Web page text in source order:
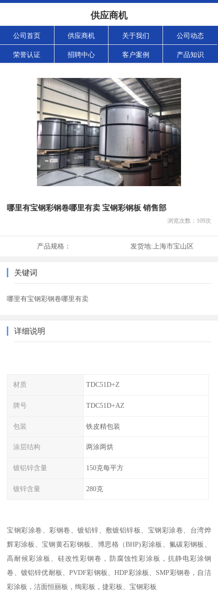
供应商机
公司首页 供应商机 关于我们 公司动态
荣誉认证 招聘中心 客户案例 产品知识
哪里有宝钢彩钢卷哪里有卖 宝钢彩钢板 销售部
浏览次数： 109次
产品规格： 发货地: 上海市宝山区
关键词
哪里有宝钢彩钢卷哪里有卖
详细说明
材质 TDC51D+Z
牌号 TDC51D+AZ
包装 铁皮精包装
涂层结构 两涂两烘
镀铝锌含量 150克每平方
镀锌含量 280克
宝钢彩涂卷、彩钢卷、镀铝锌、敷镀铝锌板、宝钢彩涂卷、台湾烨
辉彩涂板、宝钢黄石彩钢板、博思格（BHP)彩涂板、氟碳彩钢板、
高耐候彩涂板、硅改性彩钢卷，防腐蚀性彩涂板，抗静电彩涂钢
卷、镀铝锌优耐板、PVDF彩钢板、HDP彩涂板、SMP彩钢卷，自洁
彩涂板，洁面恒丽板，绚彩板，捷彩板、宝钢彩板